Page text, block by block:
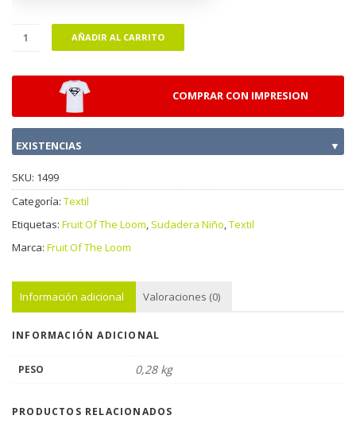
AÑADIR AL CARRITO
COMPRAR CON IMPRESION
EXISTENCIAS ▼
SKU: 1499
Categoría: Textil
Etiquetas: Fruit Of The Loom, Sudadera Niño,Textil
Marca: Fruit Of The Loom
Información adicional Valoraciones (0)
INFORMACIÓN ADICIONAL
PESO 0,28 kg
PRODUCTOS RELACIONADOS